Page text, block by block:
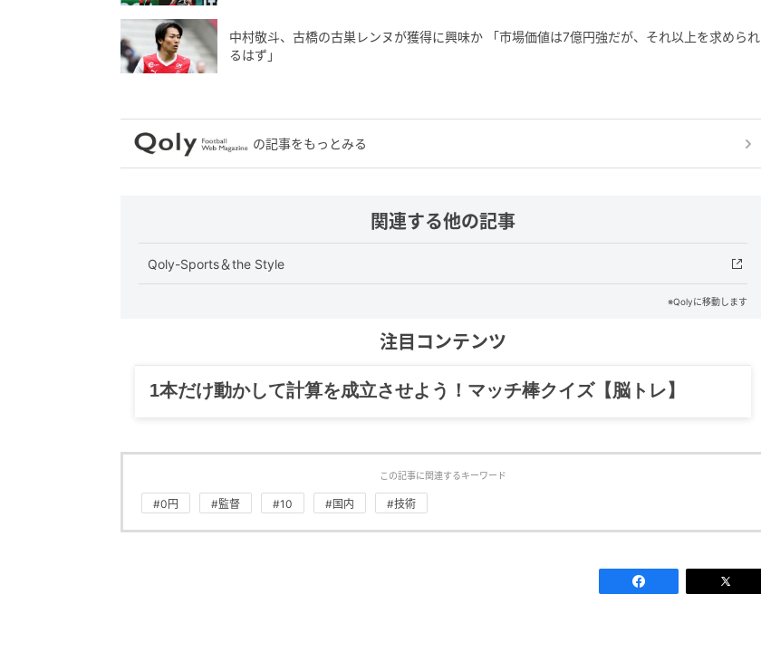
中村敬斗、古橋の古巣レンヌが獲得に興味か 「市場価値は7億円強だが、それ以上を求められ
るはず」
の記事をもっとみる
関連する他の記事
Qoly-Sports＆the Style
※Qolyに移動します
注目コンテンツ
1本だけ動かして計算を成立させよう！マッチ棒クイズ【脳トレ】
この記事に関連するキーワード
#0円 #監督 #10 #国内 #技術